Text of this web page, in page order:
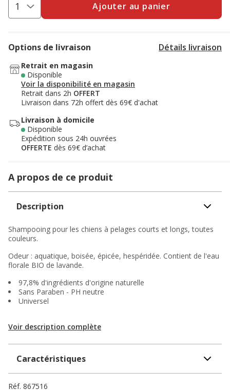
Ajouter au panier
Options de livraison Détails livraison
Retrait en magasin
Disponible
Voir la disponibilité en magasin
Retrait dans 2h OFFERT
Livraison dans 72h offert dès 69€ d'achat
Livraison à domicile
Disponible
Expédition sous 24h ouvrées
OFFERTE dès 69€ d’achat
A propos de ce produit
Description
Shampooing pour les chiens à pelages courts et longs, toutes
couleurs.
Odeur : aquatique, boisée, épicée, hespéridée. Contient de l'eau
florale BIO de lavande.
97,8% d'ingrédients d'origine naturelle
Sans Paraben - PH neutre
Universel
Voir description complète
Caractéristiques
Réf. 867516